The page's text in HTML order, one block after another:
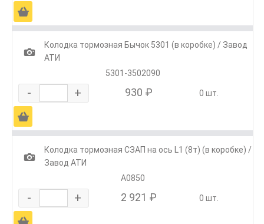
Ä
1
Колодка тормозная Бычок 5301 (в коробке) / Завод
АТИ
5301-3502090
- + 930 ₽ 0 шт.
Ä
1
Колодка тормозная СЗАП на ось L1 (8т) (в коробке) /
Завод АТИ
А0850
- + 2 921 ₽ 0 шт.